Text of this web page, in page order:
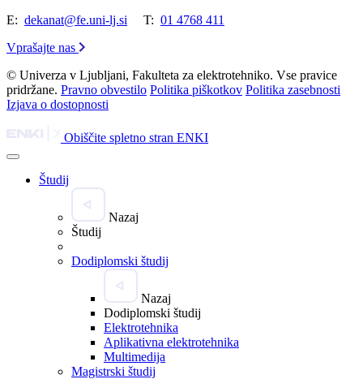
E: dekanat@fe.uni-lj.si T: 01 4768 411
Vprašajte nas
© Univerza v Ljubljani, Fakulteta za elektrotehniko. Vse pravice
pridržane. Pravno obvestilo Politika piškotkov Politika zasebnosti
Izjava o dostopnosti
Obiščite spletno stran ENKI
Študij
Nazaj
Študij
Dodiplomski študij
Nazaj
Dodiplomski študij
Elektrotehnika
Aplikativna elektrotehnika
Multimedija
Magistrski študij